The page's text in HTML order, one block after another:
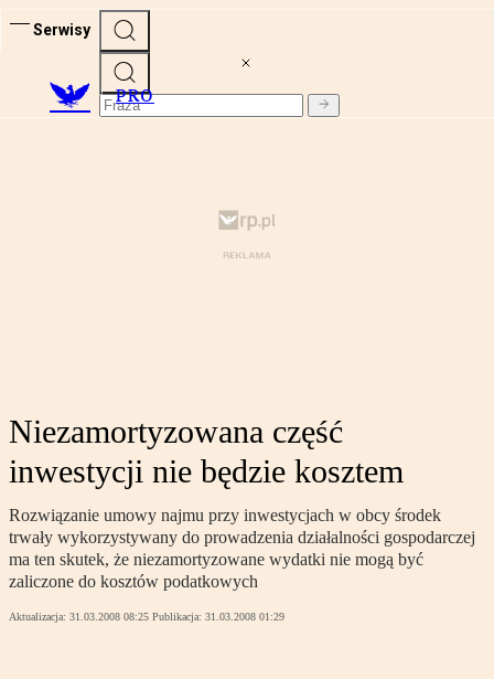
Serwisy
PRO
Niezamortyzowana część
inwestycji nie będzie kosztem
Rozwiązanie umowy najmu przy inwestycjach w obcy środek
trwały wykorzystywany do prowadzenia działalności gospodarczej
ma ten skutek, że niezamortyzowane wydatki nie mogą być
zaliczone do kosztów podatkowych
Aktualizacja: 31.03.2008 08:25 Publikacja: 31.03.2008 01:29